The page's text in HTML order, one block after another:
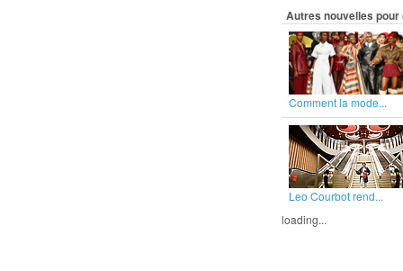
Autres nouvelles
Comment la mode...
Leo Courbot rend...
loading...